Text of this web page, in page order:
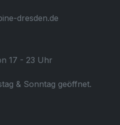
dresden.de
17 - 23 Uhr
& Sonntag geöffnet.